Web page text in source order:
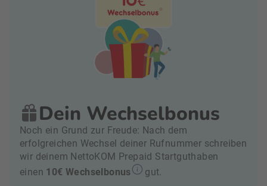
Dein Wechselbonus
Noch ein Grund zur Freude: Nach dem
erfolgreichen Wechsel deiner Rufnummer schreiben
wir deinem NettoKOM Prepaid Startguthaben
einen 10€ Wechselbonus gut.